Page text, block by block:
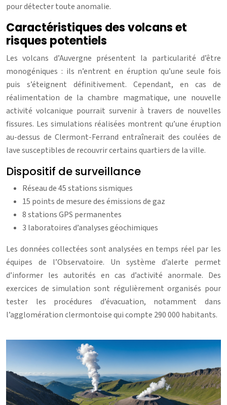
pour détecter toute anomalie.
Caractéristiques des volcans et
risques potentiels
Les volcans d’Auvergne présentent la particularité d’être
monogéniques : ils n’entrent en éruption qu’une seule fois
puis s’éteignent définitivement. Cependant, en cas de
réalimentation de la chambre magmatique, une nouvelle
activité volcanique pourrait survenir à travers de nouvelles
fissures. Les simulations réalisées montrent qu’une éruption
au-dessus de Clermont-Ferrand entraînerait des coulées de
lave susceptibles de recouvrir certains quartiers de la ville.
Dispositif de surveillance
Réseau de 45 stations sismiques
15 points de mesure des émissions de gaz
8 stations GPS permanentes
3 laboratoires d’analyses géochimiques
Les données collectées sont analysées en temps réel par les
équipes de l’Observatoire. Un système d’alerte permet
d’informer les autorités en cas d’activité anormale. Des
exercices de simulation sont régulièrement organisés pour
tester les procédures d’évacuation, notamment dans
l’agglomération clermontoise qui compte 290 000 habitants.